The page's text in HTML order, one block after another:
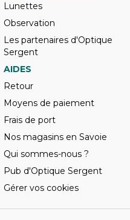
Lunettes
Observation
Les partenaires d'Optique
Sergent
AIDES
Retour
Moyens de paiement
Frais de port
Nos magasins en Savoie
Qui sommes-nous ?
Pub d'Optique Sergent
Gérer vos cookies